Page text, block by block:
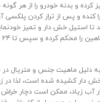
و بدنه خودرو را از هر
و پس از تراز کردن پلکسی
استیل خش دار و تمیز
تا 24 ساعت از شستشوی خودرو خودداری کنید.
دلیل ماهیت جنس و متریال
کشیده شده است، لذا در
زیاد، ممکن است دچار خراش